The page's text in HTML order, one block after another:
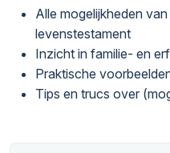
Alle mogelijkheden
levenstestament
Inzicht in familie- en
Praktische
Tips en trucs over